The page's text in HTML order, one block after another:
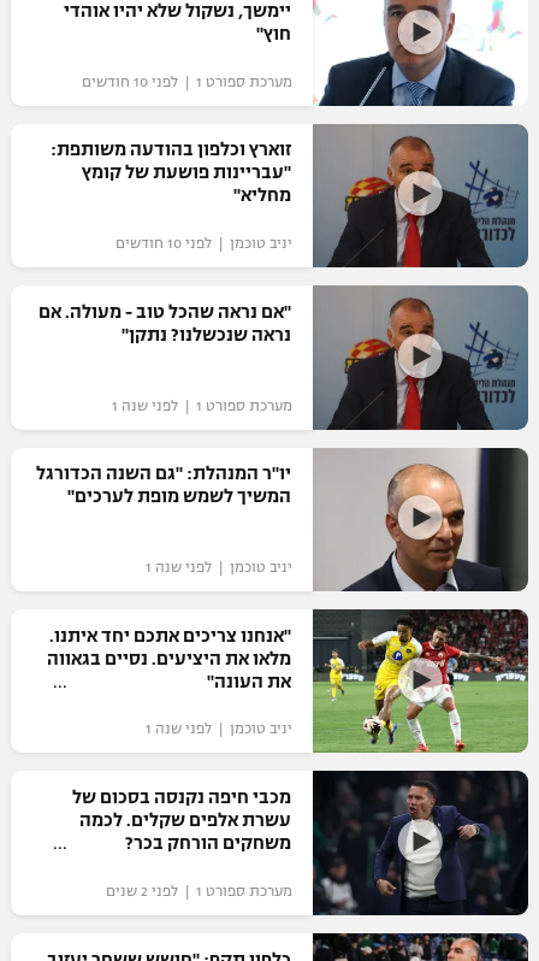
יימשך, נשקול שלא יהיו אוהדי
חוץ"
מערכת ספורט 1 | לפני 10 חודשים
זוארץ וכלפון בהודעה משותפת:
"עבריינות פושעת של קומץ
מחליא"
יניב טוכמן | לפני 10 חודשים
"אם נראה שהכל טוב - מעולה. אם
נראה שנכשלנו? נתקן"
מערכת ספורט 1 | לפני שנה 1
יו"ר המנהלת: "גם השנה הכדורגל
המשיך לשמש מופת לערכים"
יניב טוכמן | לפני שנה 1
"אנחנו צריכים אתכם יחד איתנו.
מלאו את היציעים. נסיים בגאווה
את העונה"
יניב טוכמן | לפני שנה 1
מכבי חיפה נקנסה בסכום של
עשרת אלפים שקלים. לכמה
משחקים הורחק בכר?
מערכת ספורט 1 | לפני 2 שנים